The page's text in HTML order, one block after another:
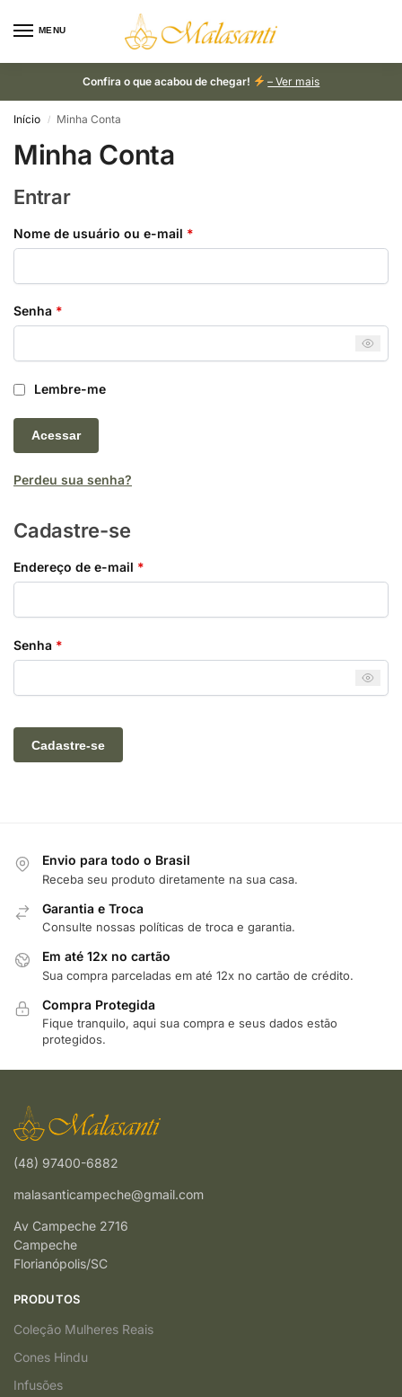
MENU
Confira o que acabou de chegar! – Ver mais
Início / Minha Conta
Minha Conta
Entrar
Nome de usuário ou e-mail *
Senha *
Lembre-me
Acessar
Perdeu sua senha?
Cadastre-se
Endereço de e-mail *
Senha *
Cadastre-se
Envio para todo o Brasil
Receba seu produto diretamente na sua casa.
Garantia e Troca
Consulte nossas políticas de troca e garantia.
Em até 12x no cartão
Sua compra parceladas em até 12x no cartão de crédito.
Compra Protegida
Fique tranquilo, aqui sua compra e seus dados estão
protegidos.
(48) 97400-6882
malasanticampeche@gmail.com
Av Campeche 2716
Campeche
Florianópolis/SC
PRODUTOS
Coleção Mulheres Reais
Cones Hindu
Infusões